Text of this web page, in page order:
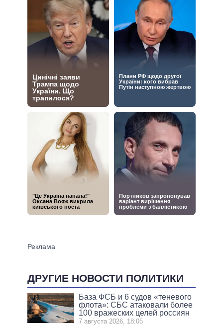
ДРУГИЕ НОВОСТИ ПОЛИТИКИ
База ФСБ и 6 судов «теневого
флота»: СБС атаковали более
100 вражеских целей россиян
7 августа 2026, 18:05